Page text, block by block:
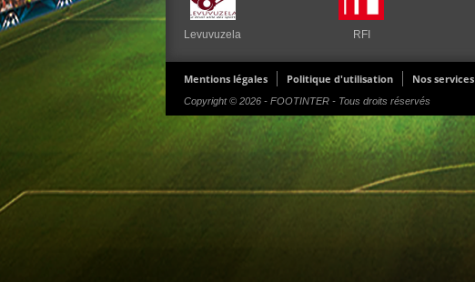
Levuvuzela RFI
Mentions légales Politique d'utilisation Nos services
Copyright © 2026 - FOOTINTER - Tous droits réservés